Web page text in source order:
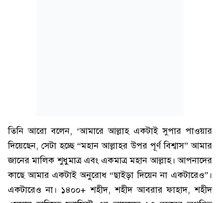
তিনি আরো বলেন, ‘আমারে আল্লাহ একটাই সুপার পাওয়ার
দিয়েছেন, সেটা হচ্ছে “মহান আল্লাহর উপর পূর্ণ বিশ্বাস” আমার
জানের মালিক শুধুমাত্র এবং একমাত্র মহান আল্লাহ। আপনাদের
কাছে আমার একটাই অনুরোধ “ছাইড়া দিয়েন না একটারেও”।
একটারেও না। ১৪০০+ শহীদ, শহীদ আবরার ফাহাদ, শহীদ